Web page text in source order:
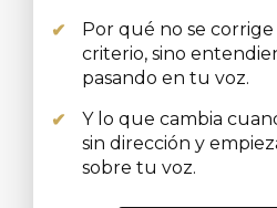
✔
Por qué no se
criterio, sino
pasando en tu voz.
✔
Y lo que cambia
sin dirección y
sobre tu voz.